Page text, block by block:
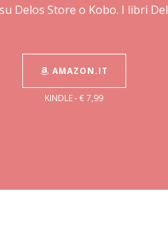
Delos Store o Kobo. I libri
AMAZON.IT
KINDLE - € 7,99